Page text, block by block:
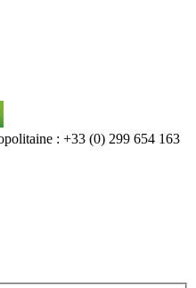
: +33 (0) 299 654 163